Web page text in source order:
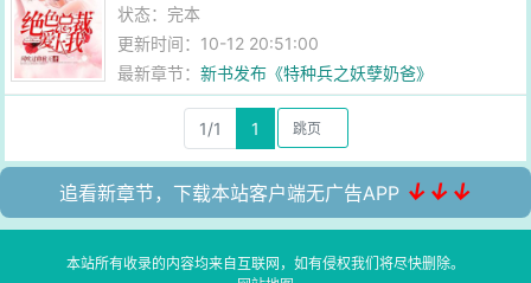
状态：完本
更新时间：10-12 20:51:00
最新章节：新书发布《特种兵之妖孽奶爸》
1/1 1
追看新章节，下载本站客户端无广告APP ↓↓↓
本站所有收录的内容均来自互联网，如有侵权我们将尽快删除。